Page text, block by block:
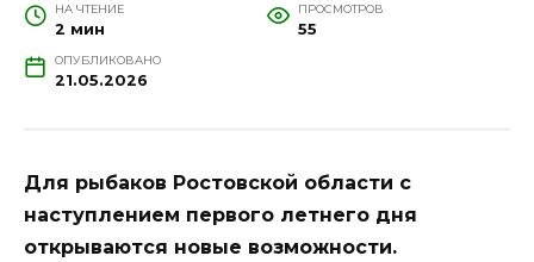
НА ЧТЕНИЕ
2 мин
ПРОСМОТРОВ
55
ОПУБЛИКОВАНО
21.05.2026
Для рыбаков Ростовской области с
наступлением первого летнего дня
открываются новые возможности.